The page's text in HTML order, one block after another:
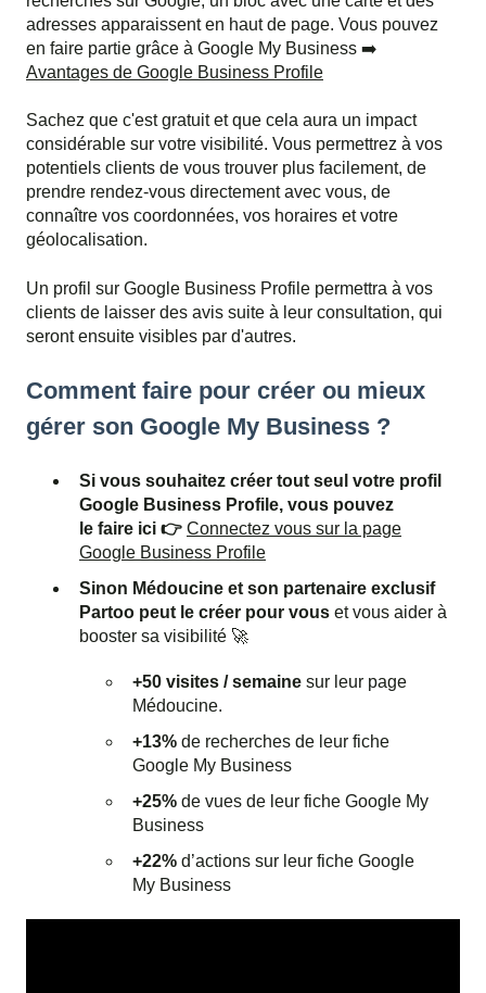
adresses apparaissent en haut de page. Vous pouvez
en faire partie grâce à Google My Business ➡️
Avantages de Google Business Profile
Sachez que c'est gratuit et que cela aura un impact
considérable sur votre visibilité. Vous permettrez à vos
potentiels clients de vous trouver plus facilement, de
prendre rendez-vous directement avec vous, de
connaître vos coordonnées, vos horaires et votre
géolocalisation.
Un profil sur Google Business Profile permettra à vos
clients de laisser des avis suite à leur consultation, qui
seront ensuite visibles par d'autres.
Comment faire pour créer ou mieux
gérer son Google My Business ?
Si vous souhaitez créer tout seul votre profil
Google Business Profile, vous pouvez
le faire ici 👉 Connectez vous sur la page
Google Business Profile
Sinon Médoucine et son partenaire exclusif
Partoo peut le créer pour vous et vous aider à
booster sa visibilité 🚀
+50 visites / semaine sur leur page
Médoucine.
+13% de recherches de leur fiche
Google My Business
+25% de vues de leur fiche Google My
Business
+22% d’actions sur leur fiche Google
My Business